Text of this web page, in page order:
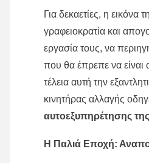
Για δεκαετίες, η
γραφειοκρατία και
εργασία τους, να
που θα έπρεπε να
τέλεια αυτή την
κινητήρας αλλαγής
αυτοεξυπηρέτησης
Η Παλιά Εποχή: